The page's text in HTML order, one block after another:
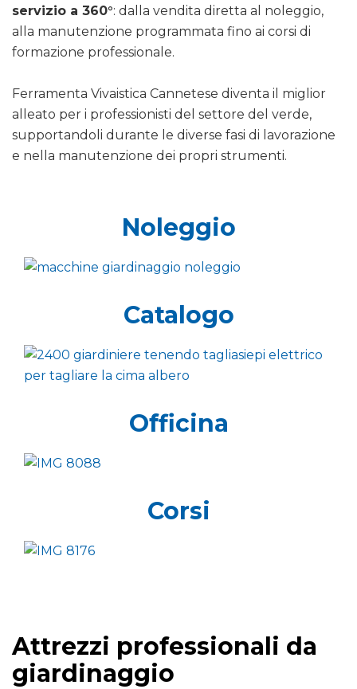
servizio a 360°: dalla vendita diretta al noleggio,
alla manutenzione programmata fino ai corsi di
formazione professionale.
Ferramenta Vivaistica Cannetese diventa il miglior
alleato per i professionisti del settore del verde,
supportandoli durante le diverse fasi di lavorazione
e nella manutenzione dei propri strumenti.
Noleggio
Catalogo
Officina
Corsi
Attrezzi professionali da
giardinaggio